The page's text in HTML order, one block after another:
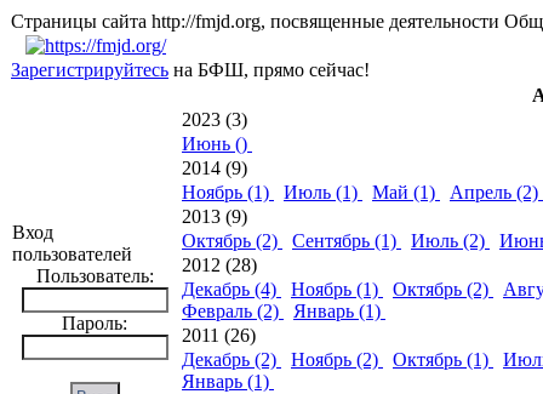
Страницы сайта http://fmjd.org, посвященные
Зарегистрируйтесь на БФШ, прямо сейчас!
Вход
пользователей
Пользователь:
Пароль:
2023 (3)
Июнь ()
2014 (9)
Ноябрь (1)
Июль (1) Май (1)
Апрель (2)
2013 (9)
Октябрь (2)
Сентябрь (1) Июль (2)
2012 (28)
Декабрь (4)
Ноябрь (1) Октябрь (2)
Февраль (2)
Январь (1)
2011 (26)
Декабрь (2)
Ноябрь (2) Октябрь (1)
Январь (1)